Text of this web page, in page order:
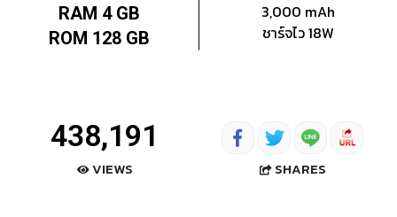
RAM 4 GB
ROM 128 GB
3,000 mAh
ชาร์จไว 18W
438,191
VIEWS SHARES